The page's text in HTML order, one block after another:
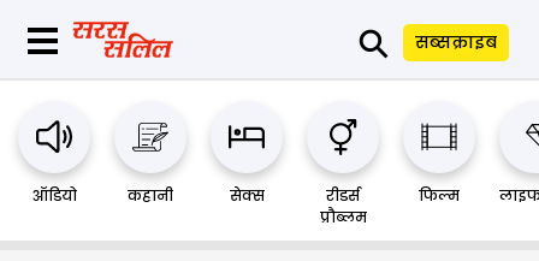
⚲ सब्सक्राइब
ऑडियो कहानी सेक्स
रीडर्स
प्रौब्लम
फिल्म